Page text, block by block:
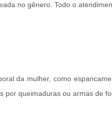
no gênero. Todo o
da mulher, como
por queimaduras ou armas de